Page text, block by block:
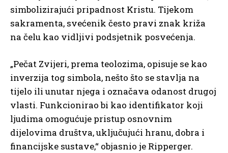
simbolizirajući pripadnost Kristu. Tijekom
sakramenta, svećenik često pravi znak križa
na čelu kao vidljivi podsjetnik posvećenja.
„Pečat Zvijeri, prema teolozima, opisuje se kao
inverzija tog simbola, nešto što se stavlja na
tijelo ili unutar njega i označava odanost drugoj
vlasti. Funkcionirao bi kao identifikator koji
ljudima omogućuje pristup osnovnim
dijelovima društva, uključujući hranu, dobra i
financijske sustave,“ objasnio je Ripperger.